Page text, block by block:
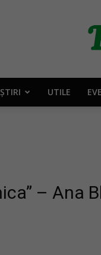
ȘTIRI UTILE
– Ana